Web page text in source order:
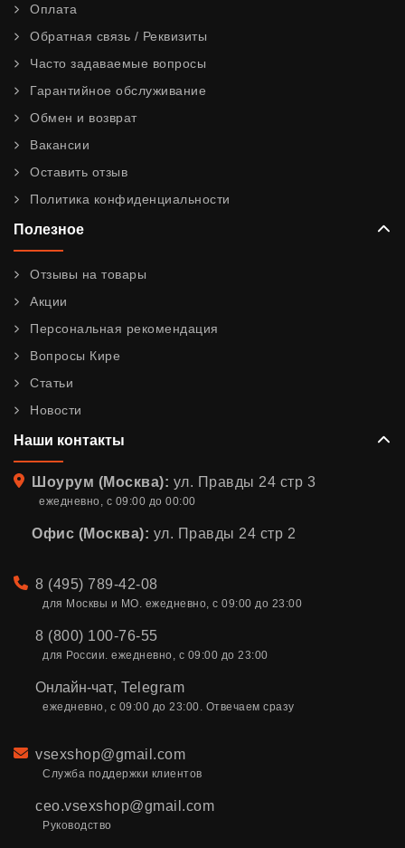
Оплата
Обратная связь / Реквизиты
Часто задаваемые вопросы
Гарантийное обслуживание
Обмен и возврат
Вакансии
Оставить отзыв
Политика конфиденциальности
Полезное
Отзывы на товары
Акции
Персональная рекомендация
Вопросы Кире
Статьи
Новости
Наши контакты
Адрес
Шоурум (Москва): ул. Правды 24 стр 3
ежедневно, с 09:00 до 00:00
Офис (Москва): ул. Правды 24 стр 2
Телефон
8 (495) 789-42-08
для Москвы и МО. ежедневно, с 09:00 до 23:00
8 (800) 100-76-55
для России. ежедневно, с 09:00 до 23:00
Онлайн-чат, Telegram
ежедневно, с 09:00 до 23:00. Отвечаем сразу
Email
vsexshop@gmail.com
Служба поддержки клиентов
ceo.vsexshop@gmail.com
Руководство